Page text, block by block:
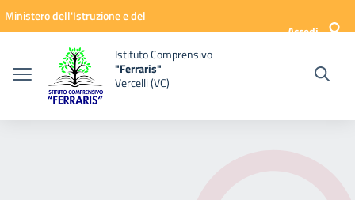
Vai ai contenuti
Vai al menu di navigazione
Vai al footer
Ministero dell'Istruzione e del
Accedi
Istituto Comprensivo
"Ferraris"
Vercelli (VC)